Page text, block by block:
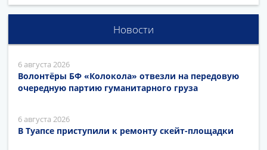
Новости
6 августа 2026
Волонтёры БФ «Колокола» отвезли на передовую
очередную партию гуманитарного груза
6 августа 2026
В Туапсе приступили к ремонту скейт-площадки